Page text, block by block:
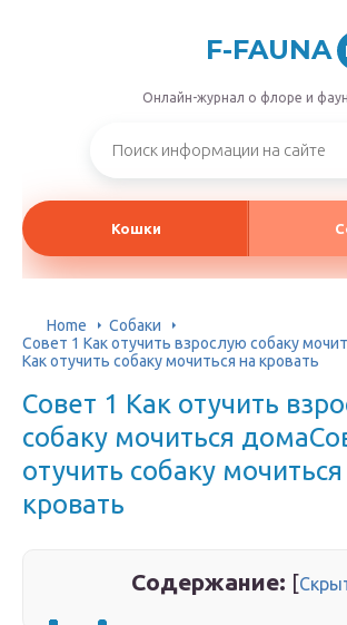
F-FAUNA
Онлайн-журнал о флоре и
Кошки
Home
Собаки
Совет 1 Как отучить взрослую собаку
Как отучить собаку мочиться на кровать
Совет 1 Как отучить
собаку мочиться
отучить собаку мочиться
кровать
Содержание: [